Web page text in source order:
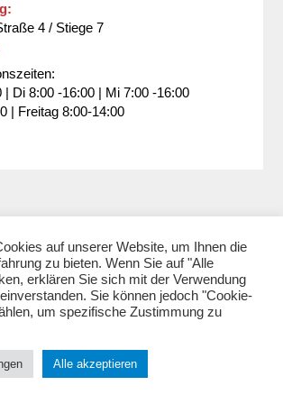
4 / Stiege 7
| Di 8:00 -16:00 | Mi 7:00 -16:00
| Freitag 8:00-14:00
auf unserer Website, um Ihnen die
zu bieten. Wenn Sie auf "Alle
erklären Sie sich mit der Verwendung
Sie können jedoch "Cookie-
um spezifische Zustimmung zu
Alle akzeptieren